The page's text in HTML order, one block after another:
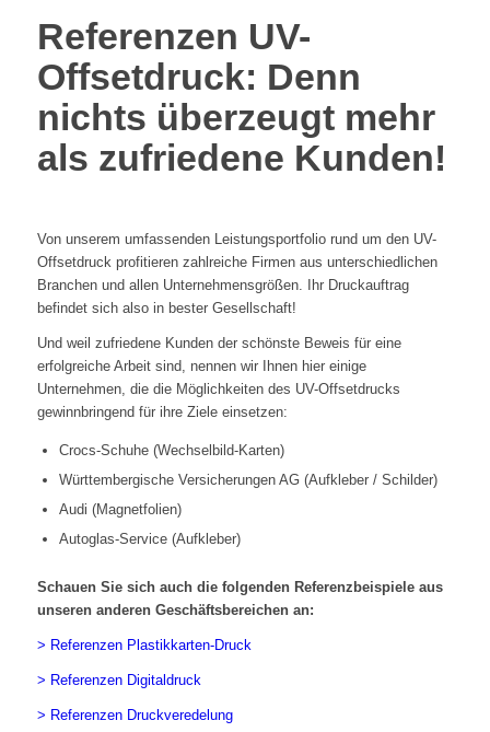
Referenzen UV-
Offsetdruck: Denn
nichts überzeugt mehr
als zufriedene Kunden!
Von unserem umfassenden Leistungsportfolio rund um den UV-
Offsetdruck profitieren zahlreiche Firmen aus unterschiedlichen
Branchen und allen Unternehmensgrößen. Ihr Druckauftrag
befindet sich also in bester Gesellschaft!
Und weil zufriedene Kunden der schönste Beweis für eine
erfolgreiche Arbeit sind, nennen wir Ihnen hier einige
Unternehmen, die die Möglichkeiten des UV-Offsetdrucks
gewinnbringend für ihre Ziele einsetzen:
Crocs-Schuhe (Wechselbild-Karten)
Württembergische Versicherungen AG (Aufkleber / Schilder)
Audi (Magnetfolien)
Autoglas-Service (Aufkleber)
Schauen Sie sich auch die folgenden Referenzbeispiele aus
unseren anderen Geschäftsbereichen an:
> Referenzen Plastikkarten-Druck
> Referenzen Digitaldruck
> Referenzen Druckveredelung